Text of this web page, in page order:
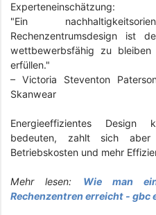
Experteneinschätzung:
"Ein
Rechenzentrumsdesign ist
wettbewerbsfähig zu
erfüllen."
– Victoria Steventon
Skanwear
Energieeffizientes Design
bedeuten, zahlt sich aber
Betriebskosten und mehr
Mehr lesen: Wie man
Rechenzentren erreicht - gbc